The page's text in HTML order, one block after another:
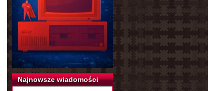
Najnowsze wiadomości